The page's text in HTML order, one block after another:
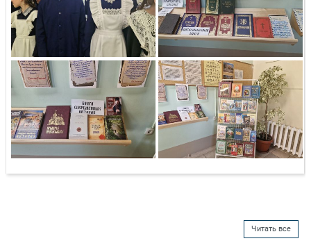
Читать все